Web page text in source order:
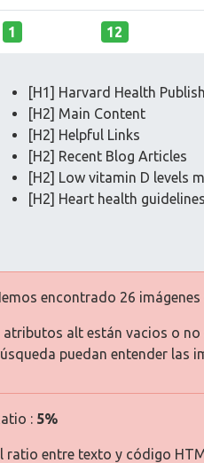
1 12
[H1] Harvard Health
[H2] Main Content
[H2] Helpful Links
[H2] Recent Blog Articles
[H2] Low vitamin D levels
[H2] Heart health
encontrado 26 imágenes
atributos alt están vacios o
puedan entender las
: 5%
ratio entre texto y código